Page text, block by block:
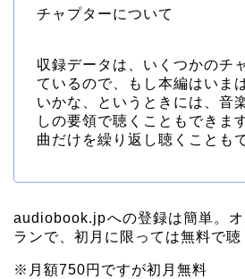
チャプターについて
収録データは、いくつかのチ
ているので、もし本編はいま
いかな、というときには、音
しの要領で聴くこともできま
曲だけを繰り返し聴くことも
audiobook.jpへの登録は簡単。
ランで、初月に限っては無料で聴
※月額750円ですが初月無料